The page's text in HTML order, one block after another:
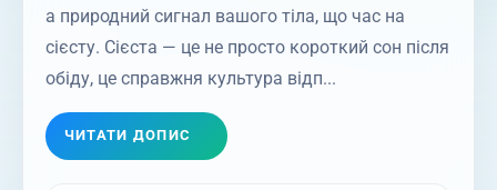
а природний сигнал вашого тіла, що час на
сієсту. Сієста — це не просто короткий сон після
обіду, це справжня культура відп...
ЧИТАТИ ДОПИС